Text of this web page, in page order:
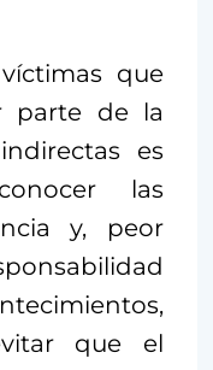
que
parte de la
es
las
y, peor
que el